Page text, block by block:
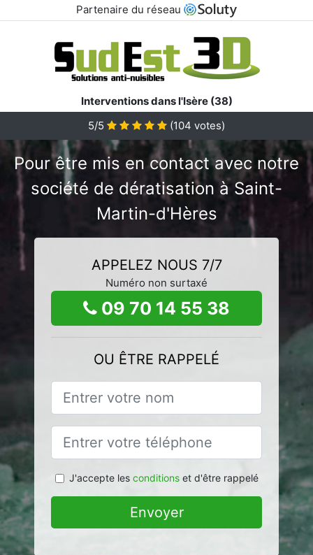
Partenaire du réseau
Interventions dans l'Isère (38)
5/5
(104 votes)
Pour être mis en contact avec notre
société de dératisation à Saint-
Martin-d'Hères
APPELEZ NOUS 7/7
Numéro non surtaxé
09 70 14 55 38
OU ÊTRE RAPPELÉ
J'accepte les conditionset d'être rappelé
Envoyer